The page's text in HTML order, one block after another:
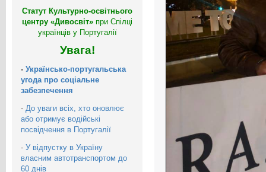
Статут Культурно-освітнього
центру «Дивосвіт» при Спілці
українців у Португалії
Увага!
- Українсько-португальська
угода про соціальне
забезпечення
- До уваги всіх, хто оновлює
або отримує водійські
посвідчення в Португалії
- У відпустку в Україну
власним автотранспортом до
60 днів